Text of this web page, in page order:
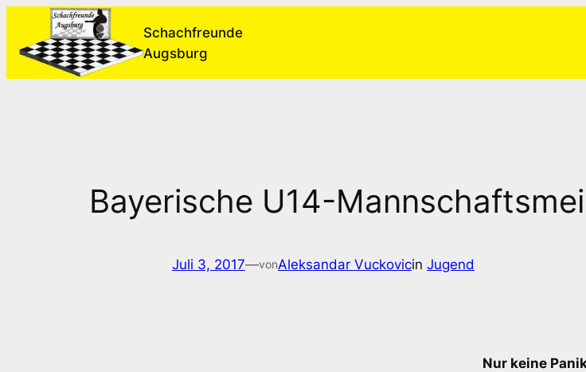
springen
Schachfreunde
Augsburg
Bayerische U14-
Juli 3, 2017—vonAleksandar Vuckovicin Jugend
Nur keine